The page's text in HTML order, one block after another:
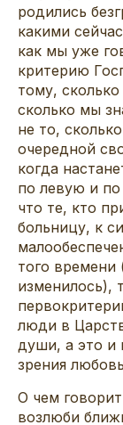
родились
какими
как мы уже
критерию
тому,
сколько мы
не то,
очередной
когда
по левую и
что те, кто
больницу, к
того времени
изменилось),
люди в
души, а это и
зрения
О чем
возлюби